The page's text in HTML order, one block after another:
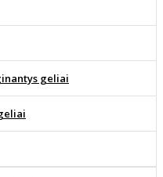
geliai